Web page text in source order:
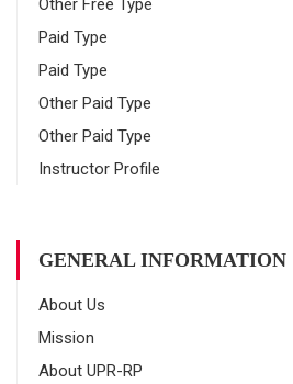
Other Free Type
Paid Type
Paid Type
Other Paid Type
Other Paid Type
Instructor Profile
GENERAL INFORMATION
About Us
Mission
About UPR-RP